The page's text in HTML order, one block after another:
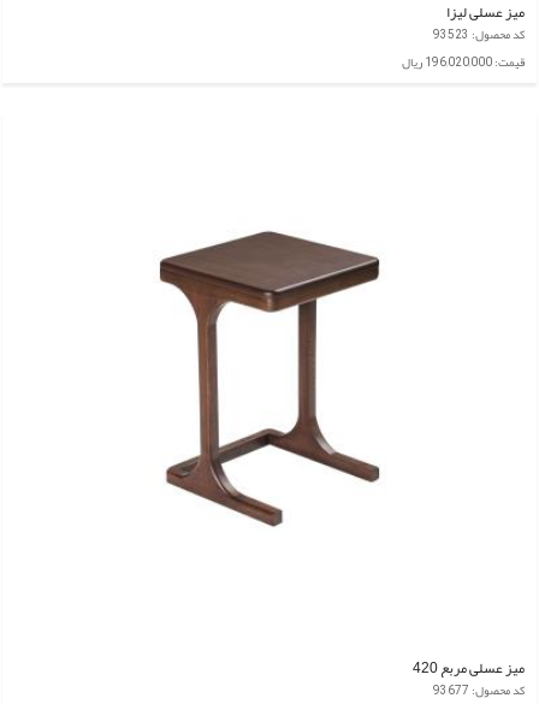
میز عسلی لیزا
کد محصول: 93523
قیمت: 196,020,000 ریال
میز عسلی مربع 420
کد محصول: 93677